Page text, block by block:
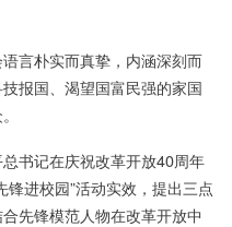
言朴实而真挚，内涵深刻而
报国、渴望国富民强的家国
书记在庆祝改革开放40周年
进校园”活动实效，提出三点
先锋模范人物在改革开放中